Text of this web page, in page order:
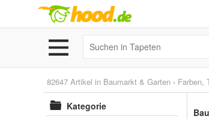
82647 Artikel in Baumarkt & Garten › Farben,
Kategorie